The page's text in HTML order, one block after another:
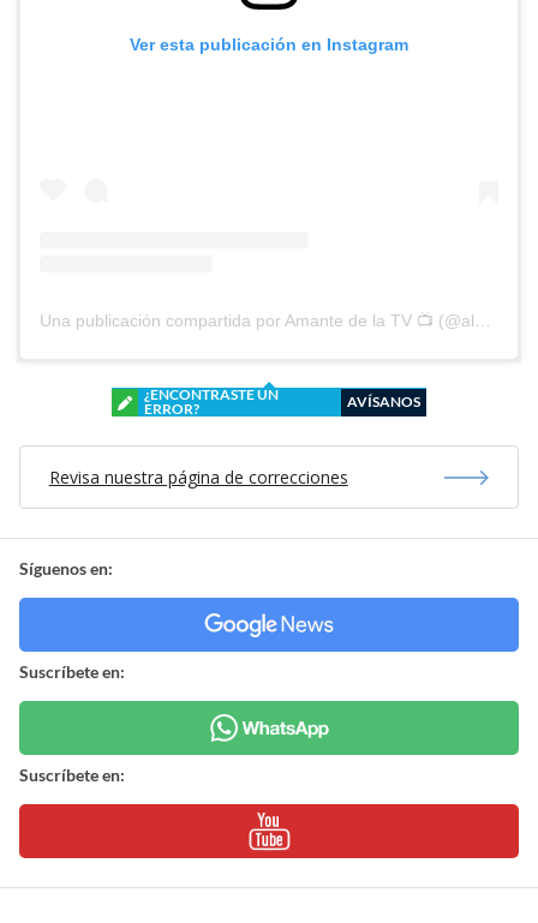
Ver esta publicación en Instagram
Una publicación compartida por Amante de la TV 📺 (@alguien_te_observa)
¿ENCONTRASTE UN
ERROR?
AVÍSANOS
Revisa nuestra página de correcciones
Síguenos en:
Suscríbete en:
Suscríbete en: